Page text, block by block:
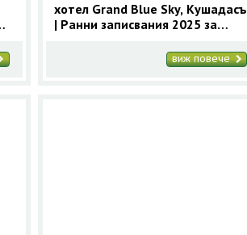
хотел Grand Blue Sky, Кушадасъ
| Ранни записвания 2025 за
виж повече